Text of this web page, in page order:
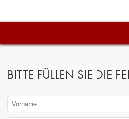
BITTE FÜLLEN SIE DIE